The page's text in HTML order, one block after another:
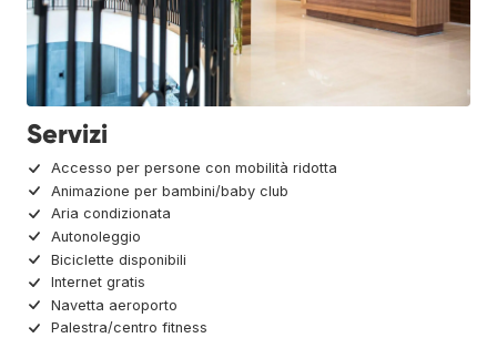
Servizi
Accesso per persone con mobilità ridotta
Animazione per bambini/baby club
Aria condizionata
Autonoleggio
Biciclette disponibili
Internet gratis
Navetta aeroporto
Palestra/centro fitness